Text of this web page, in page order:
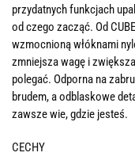
przydatnych funkcjach
od czego zacząć. Od
wzmocnioną włóknami
zmniejsza wagę i
polegać. Odporna na
brudem, a odblaskowe
zawsze wie, gdzie jesteś.
CECHY